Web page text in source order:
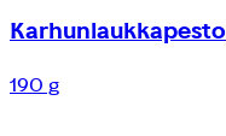
Karhunlaukkapesto
190 g